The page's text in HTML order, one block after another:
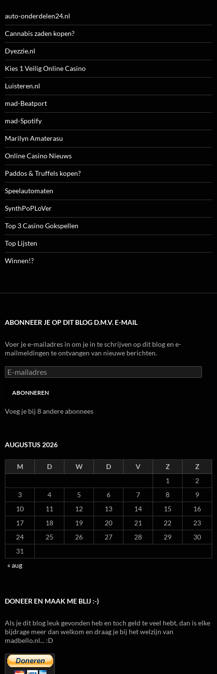
auto-onderdelen24.nl
Cannabis zaden kopen?
Dyezzie.nl
Kies 1 Veilig Online Casino
Luisteren.nl
mad-Beatport
mad-Spotify
Marilyn Amaterasu
Online Casino Nieuws
Paddos & Truffels kopen?
Speelautomaten
SynthPoPLoVer
Top 3 Casino Gokspellen
Top Lijsten
Winnen!?
ABONNEER JE OP DIT BLOG D.M.V. E-MAIL
Voer je e-mailadres in om je in te schrijven op dit blog en e-
mailmeldingen te ontvangen van nieuwe berichten.
E-
mailadres
ABONNEREN
Voeg je bij 8 andere abonnees
AUGUSTUS 2026
M D W D V Z
Z
1
2
3
4 5 6 7 8
9
10
11 12 13 14 15
16
17
18 19 20 21 22
23
24
25 26 27 28 29
30
31
« aug
DONEER EN MAAK ME BLIJ :-)
Als je dit blog leuk gevonden heb en toch geld te veel hebt, dan is elke
bijdrage meer dan welkom en draag je bij het welzijn van
madbello.nl... :D